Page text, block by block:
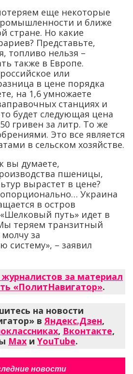
еще некоторые
и ближе
стране. Но какие
Представьте,
топливо нельзя –
также в Европе.
или
в цене порядка
на 1,6 умножаете
станциях и
будет следующая цена
гривен за литр. То же
Это все является
в сельском хозяйстве.
вы думаете,
пшеницы,
вырастет в цене?
Украина
в остров
путь» идет в
теряем транзитный
за
систему», – заявил
за материал
«ПолитНавигатор».
на новости
вЯндекс.Дзен,
, Вконтакте,
Max и YouTube.
новости